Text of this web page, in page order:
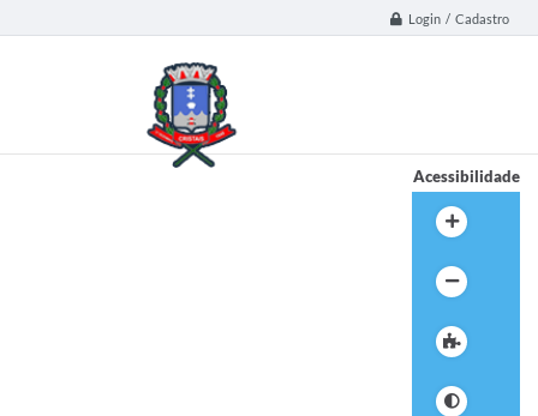
Login / Cadastro
Acessibilidade